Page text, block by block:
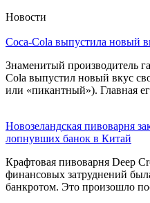
Новости
Coca-Cola выпустила новый
Знаменитый производитель
Cola выпустил новый вкус
или «пикантный»). Главная
Новозеландская пивоварня
лопнувших банок в Китай
Крафтовая пивоварня Deep
финансовых затруднений
банкротом. Это произошло